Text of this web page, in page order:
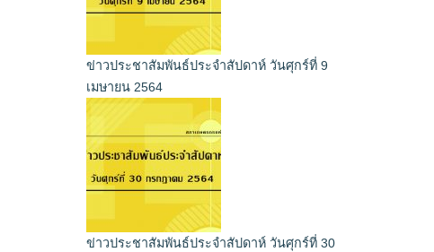
ข่าวประชาสัมพันธ์ประจำสัปดาห์ วันศุกร์ที่ 9
เมษายน 2564
ข่าวประชาสัมพันธ์ประจำสัปดาห์ วันศุกร์ที่ 30